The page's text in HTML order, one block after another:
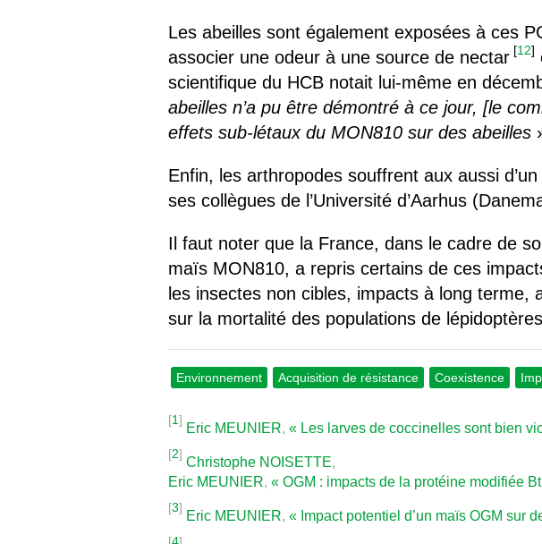
Les abeilles sont également exposées à ces
associer une odeur à une source de nectar [12]
scientifique du HCB notait lui-même en
abeilles n’a pu être démontré à ce jour, [le
effets sub-létaux du MON810 sur des abeilles
Enfin, les arthropodes souffrent aux aussi
ses collègues de l’Université d’Aarhus
Il faut noter que la France, dans le cadre de
maïs MON810, a repris certains de ces
les insectes non cibles, impacts à long
sur la mortalité des populations de
Environnement Acquisition de résistance Coexistence
[1]
Eric MEUNIER,« Les larves de coccinelles sont bien
[2]
Christophe NOISETTE,
Eric MEUNIER,« OGM : impacts de la protéine modifiée
[3]
Eric MEUNIER,« Impact potentiel d’un maïs OGM sur